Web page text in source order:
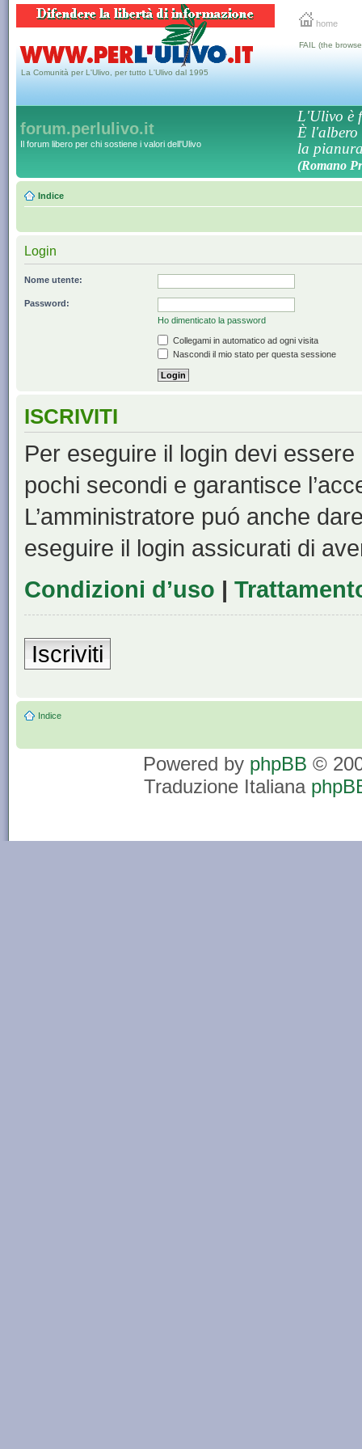
home
La Comunità per L'Ulivo, per tutto L'Ulivo dal 1995
FAIL (the
forum.perlulivo.it
Il forum libero per chi sostiene i valori dell'Ulivo
L'Ulivo è
È l'albero
la
(Romano
Indice
Login
Nome utente:
Password:
Ho dimenticato la password
Collegami in automatico ad ogni visita
Nascondi il mio stato per questa sessione
ISCRIVITI
Per eseguire il login devi
pochi secondi e garantisce
L’amministratore puó anche
eseguire il login assicurati di
Condizioni d’uso |
Iscriviti
Indice
Powered by phpBB ©
Traduzione Italiana